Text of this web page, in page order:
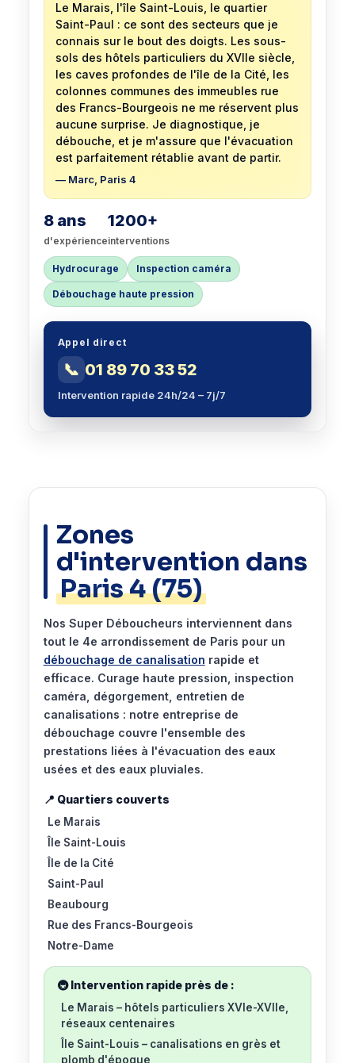
Le Marais, l'île Saint-Louis, le quartier
Saint-Paul : ce sont des secteurs que je
connais sur le bout des doigts. Les sous-
sols des hôtels particuliers du XVIIe siècle,
les caves profondes de l'île de la Cité, les
colonnes communes des immeubles rue
des Francs-Bourgeois ne me réservent plus
aucune surprise. Je diagnostique, je
débouche, et je m'assure que l'évacuation
est parfaitement rétablie avant de partir.
— Marc, Paris 4
8 ans
d'expérience
1200+
interventions
Hydrocurage Inspection caméra
Débouchage haute pression
Appel direct
📞 01 89 70 33 52
Intervention rapide 24h/24 – 7j/7
Zones
d'intervention dans
Paris 4 (75)
Nos Super Déboucheurs interviennent dans
tout le 4e arrondissement de Paris pour un
débouchage de canalisation rapide et
efficace. Curage haute pression, inspection
caméra, dégorgement, entretien de
canalisations : notre entreprise de
débouchage couvre l'ensemble des
prestations liées à l'évacuation des eaux
usées et des eaux pluviales.
📍 Quartiers couverts
Le Marais
Île Saint-Louis
Île de la Cité
Saint-Paul
Beaubourg
Rue des Francs-Bourgeois
Notre-Dame
🚇 Intervention rapide près de :
Le Marais – hôtels particuliers XVIe-XVIIe,
réseaux centenaires
Île Saint-Louis – canalisations en grès et
plomb d'époque